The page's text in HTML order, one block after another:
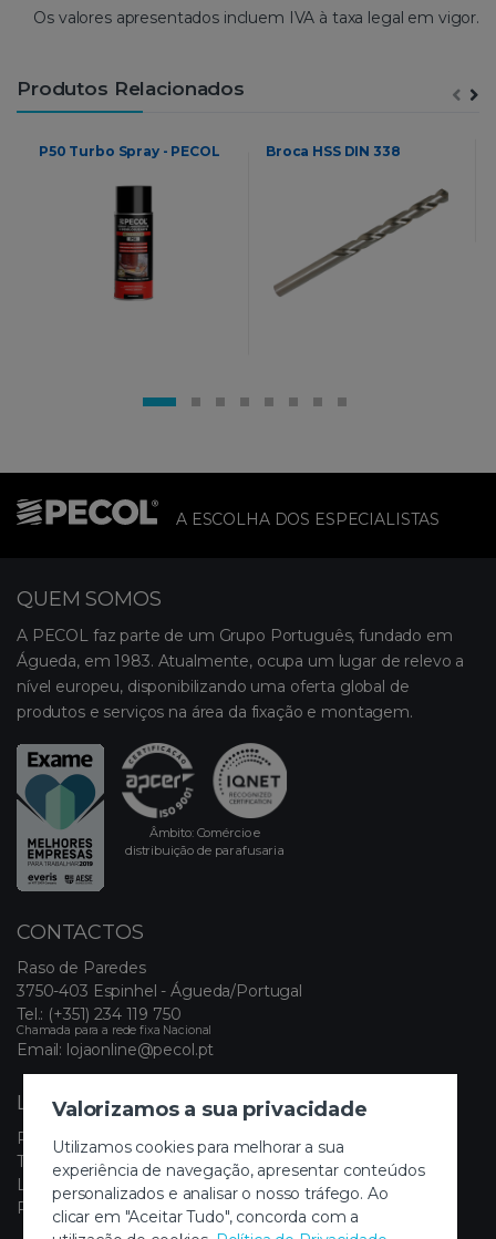
Valorizamos a sua privacidade
Utilizamos cookies para melhorar a sua
experiência de navegação, apresentar conteúdos
personalizados e analisar o nosso tráfego. Ao
clicar em "Aceitar Tudo", concorda com a
Os valores apresentados incluem IVA à taxa legal em vigor.
Produtos Relacionados
P50 Turbo Spray - PECOL Broca HSS DIN 338
A ESCOLHA DOS ESPECIALISTAS
QUEM SOMOS
A PECOL faz parte de um Grupo Português, fundado em
Águeda, em 1983. Atualmente, ocupa um lugar de relevo a
nível europeu, disponibilizando uma oferta global de
produtos e serviços na área da fixação e montagem.
Âmbito: Comércio e
distribuição de parafusaria
CONTACTOS
Raso de Paredes
3750-403 Espinhel - Águeda/Portugal
Tel.: (+351) 234 119 750
Chamada para a rede fixa Nacional
Email: lojaonline@pecol.pt
LINKS ÚTEIS
Política de Privacidade
Termos e Condições
Livro de Reclamações Eletrónico
Painel de Cookies